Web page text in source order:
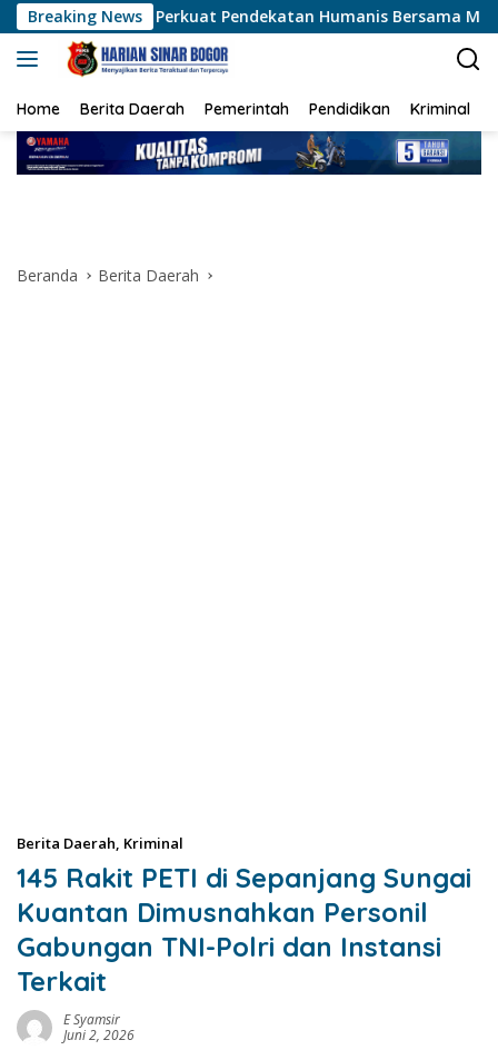
Langsung
ke
konten
Breaking News
Pendekatan Humanis Bersama Masyarakat
Home Berita Daerah Pemerintah Pendidikan Kriminal
Beranda Berita Daerah
Berita Daerah, Kriminal
145 Rakit PETI di Sepanjang Sungai
Kuantan Dimusnahkan Personil
Gabungan TNI-Polri dan Instansi
Terkait
E Syamsir
Juni 2, 2026